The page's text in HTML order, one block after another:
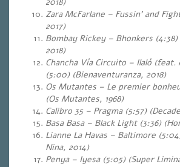
Zara McFarlane – Fussin’ and
2017)
Bombay Rickey – Bhonkers (4:38)
2018)
Chancha Vía Circuito – Ilaló (feat.
(5:00) (Bienaventuranza, 2018)
Os Mutantes – Le premier
(Os Mutantes, 1968)
Calibro 35 – Pragma (5:57)
Basa Basa – Black Light (3:36)
Lianne La Havas – Baltimore
Nina, 2014)
Penya – Iyesa (5:05) (Super